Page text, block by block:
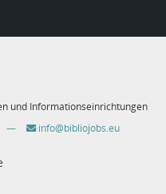
und Informationseinrichtungen
— info@bibliojobs.eu